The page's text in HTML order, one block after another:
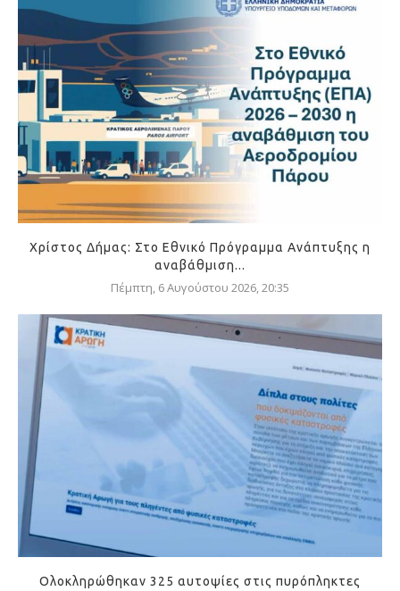
Χρίστος Δήμας: Στο Εθνικό Πρόγραμμα Ανάπτυξης η
αναβάθμιση...
Πέμπτη, 6 Αυγούστου 2026, 20:35
Ολοκληρώθηκαν 325 αυτοψίες στις πυρόπληκτες